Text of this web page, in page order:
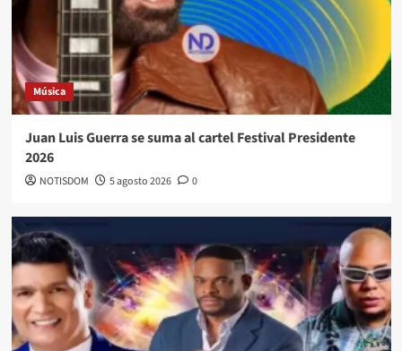
Música
Juan Luis Guerra se suma al cartel Festival Presidente
2026
NOTISDOM 5 agosto 2026 0